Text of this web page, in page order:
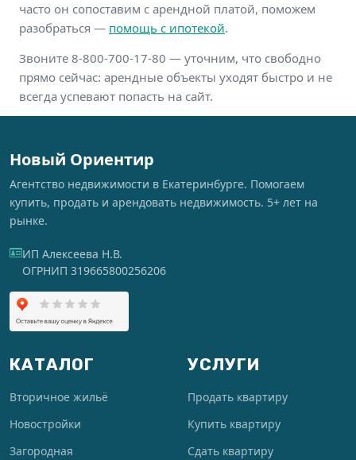
часто он сопоставим с арендной платой, поможем
разобраться — помощь с ипотекой.
Звоните 8-800-700-17-80 — уточним, что свободно
прямо сейчас: арендные объекты уходят быстро и не
всегда успевают попасть на сайт.
Новый Ориентир
Агентство недвижимости в Екатеринбурге. Помогаем
купить, продать и арендовать недвижимость. 5+ лет на
рынке.
ИП Алексеева Н.В.
ОГРНИП 319665800256206
КАТАЛОГ
Вторичное жильё
Новостройки
Загородная
УСЛУГИ
Продать квартиру
Купить квартиру
Сдать квартиру